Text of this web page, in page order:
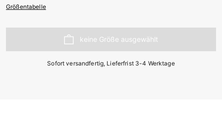
Größentabelle
Sofort versandfertig, Lieferfrist 3-4 Werktage